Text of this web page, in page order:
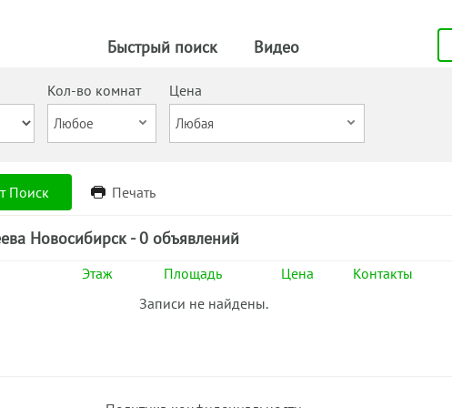
Быстрый поиск Видео
Кол-во комнат
Цена
Поиск Печать
Новосибирск - 0 объявлений
Этаж Площадь Цена Контакты
Записи не найдены.